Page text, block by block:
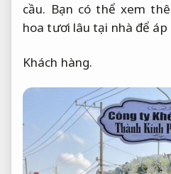
cầu. Bạn có thể xem
hoa tươi lâu tại nhà để áp
Khách hàng.